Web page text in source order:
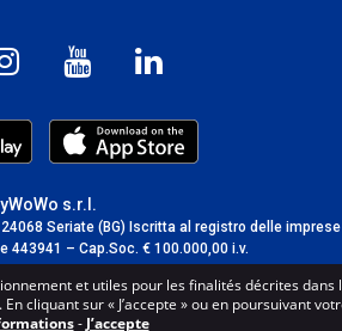
s.r.l.
Seriate (BG) Iscritta al registro delle
443941 – Cap.Soc. € 100.000,00 i.v.
- CREDITS
et utiles pour les finalités décrites dans
cliquant sur « J’accepte » ou en poursuivant
- J’accepte